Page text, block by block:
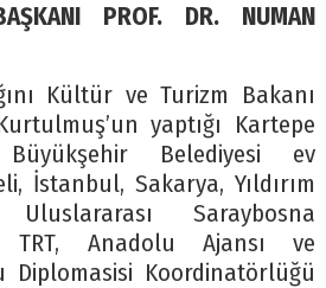
PROF. DR. NUMAN
Kültür ve Turizm Bakanı
yaptığı Kartepe
Belediyesi ev
İstanbul, Sakarya, Yıldırım
Saraybosna
TRT, Anadolu Ajansı ve
Diplomasisi Koordinatörlüğü